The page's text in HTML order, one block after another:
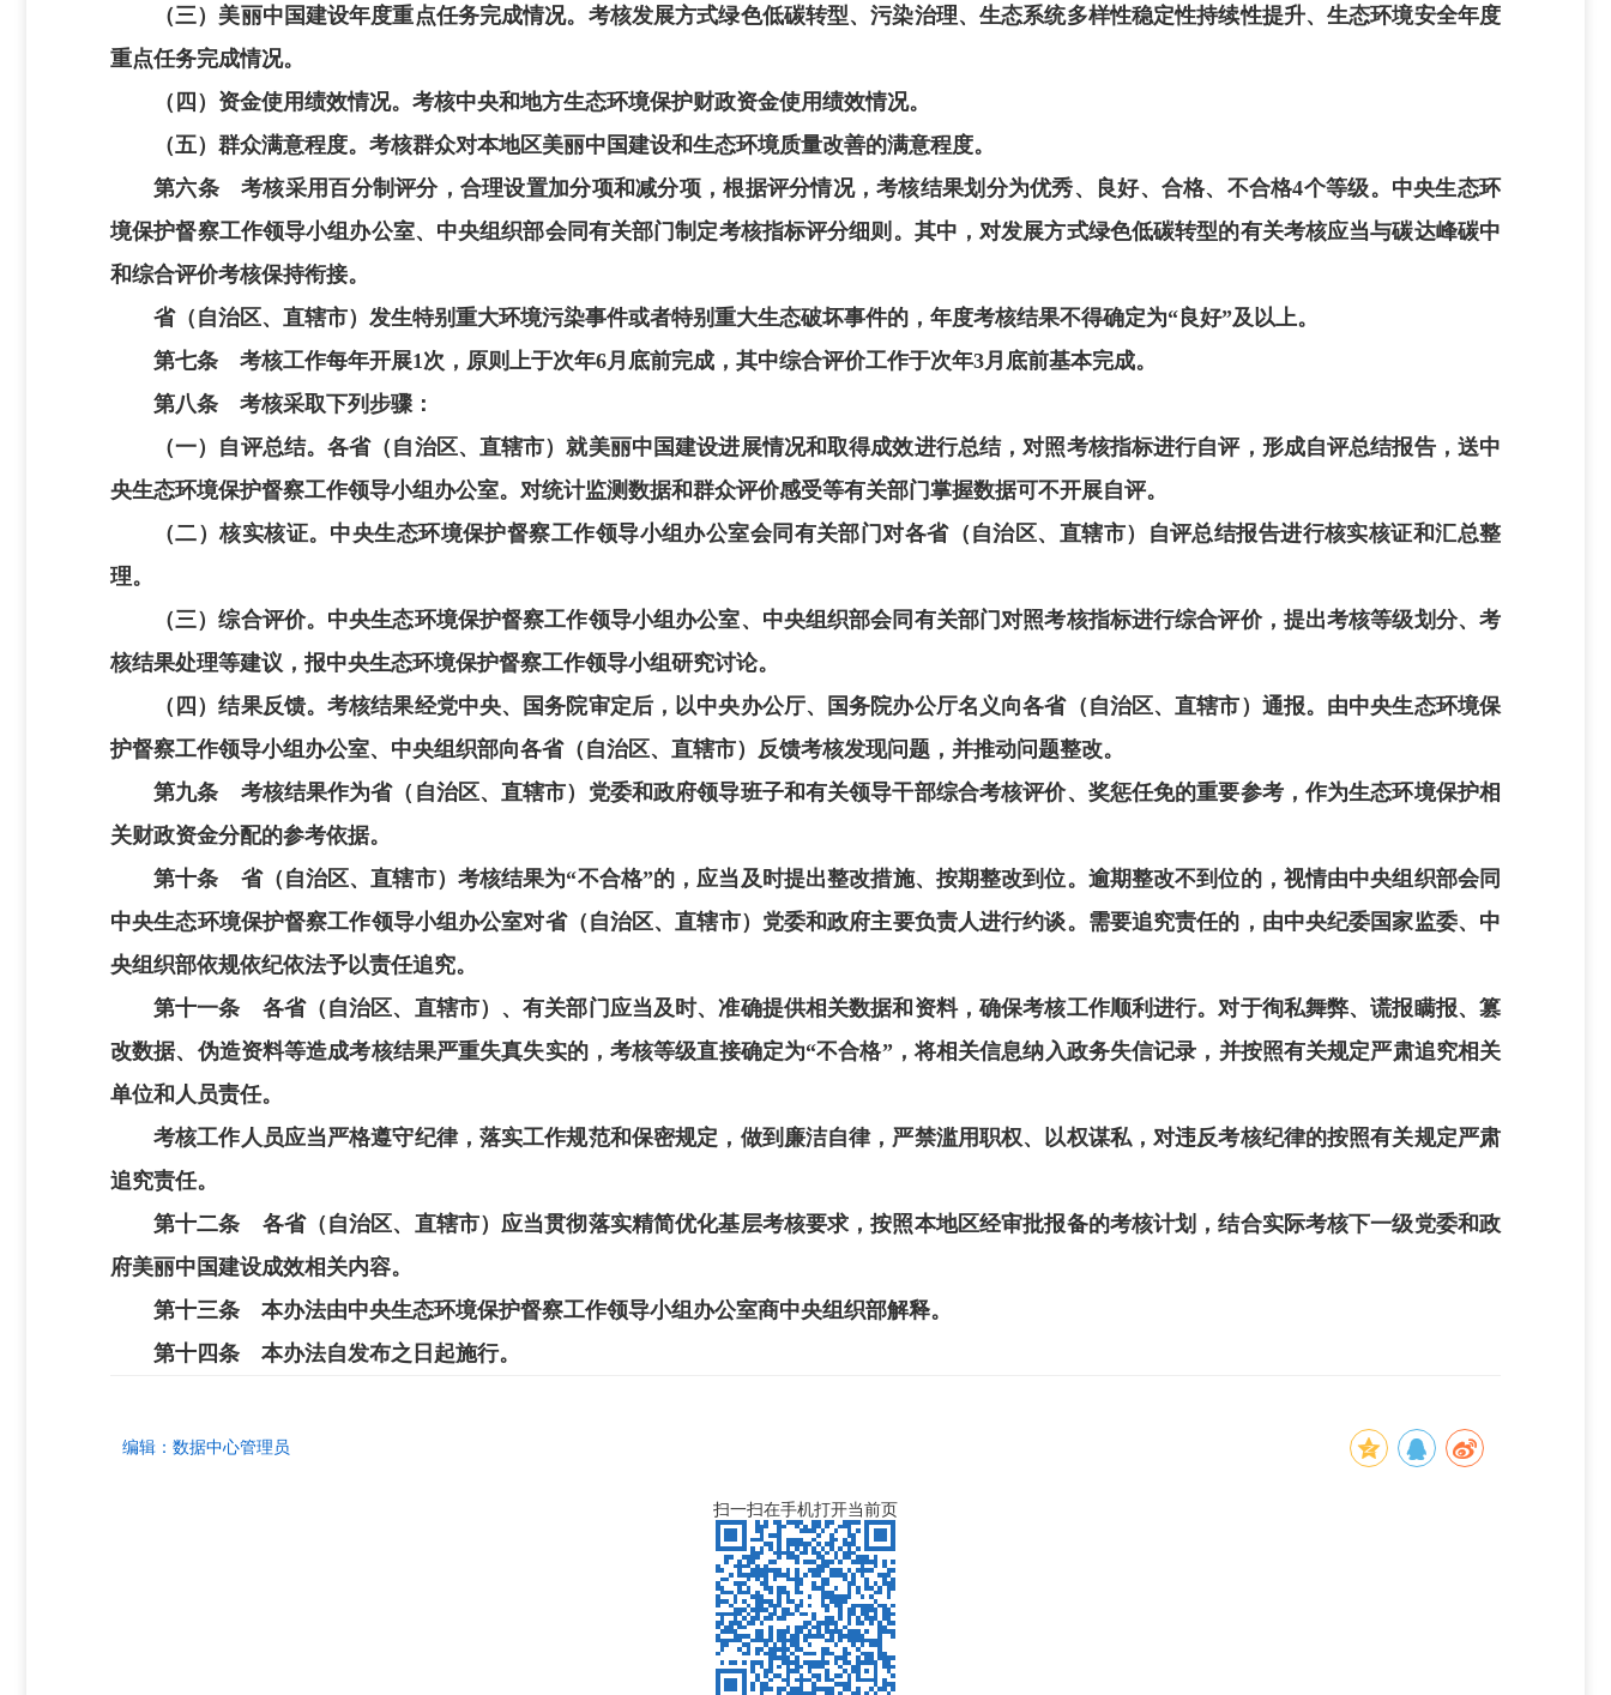
（三）美丽中国建设年度重点任务完成情况。考核发展方式绿色低碳转型、污染治理、生态系统多样性稳定性持续性提升、生态环境安全年度
重点任务完成情况。
（四）资金使用绩效情况。考核中央和地方生态环境保护财政资金使用绩效情况。
（五）群众满意程度。考核群众对本地区美丽中国建设和生态环境质量改善的满意程度。
第六条 考核采用百分制评分，合理设置加分项和减分项，根据评分情况，考核结果划分为优秀、良好、合格、不合格4个等级。中央生态环
境保护督察工作领导小组办公室、中央组织部会同有关部门制定考核指标评分细则。其中，对发展方式绿色低碳转型的有关考核应当与碳达峰碳中
和综合评价考核保持衔接。
省（自治区、直辖市）发生特别重大环境污染事件或者特别重大生态破坏事件的，年度考核结果不得确定为“良好”及以上。
第七条 考核工作每年开展1次，原则上于次年6月底前完成，其中综合评价工作于次年3月底前基本完成。
第八条 考核采取下列步骤：
（一）自评总结。各省（自治区、直辖市）就美丽中国建设进展情况和取得成效进行总结，对照考核指标进行自评，形成自评总结报告，送中
央生态环境保护督察工作领导小组办公室。对统计监测数据和群众评价感受等有关部门掌握数据可不开展自评。
（二）核实核证。中央生态环境保护督察工作领导小组办公室会同有关部门对各省（自治区、直辖市）自评总结报告进行核实核证和汇总整
理。
（三）综合评价。中央生态环境保护督察工作领导小组办公室、中央组织部会同有关部门对照考核指标进行综合评价，提出考核等级划分、考
核结果处理等建议，报中央生态环境保护督察工作领导小组研究讨论。
（四）结果反馈。考核结果经党中央、国务院审定后，以中央办公厅、国务院办公厅名义向各省（自治区、直辖市）通报。由中央生态环境保
护督察工作领导小组办公室、中央组织部向各省（自治区、直辖市）反馈考核发现问题，并推动问题整改。
第九条 考核结果作为省（自治区、直辖市）党委和政府领导班子和有关领导干部综合考核评价、奖惩任免的重要参考，作为生态环境保护相
关财政资金分配的参考依据。
第十条 省（自治区、直辖市）考核结果为“不合格”的，应当及时提出整改措施、按期整改到位。逾期整改不到位的，视情由中央组织部会同
中央生态环境保护督察工作领导小组办公室对省（自治区、直辖市）党委和政府主要负责人进行约谈。需要追究责任的，由中央纪委国家监委、中
央组织部依规依纪依法予以责任追究。
第十一条 各省（自治区、直辖市）、有关部门应当及时、准确提供相关数据和资料，确保考核工作顺利进行。对于徇私舞弊、谎报瞒报、篡
改数据、伪造资料等造成考核结果严重失真失实的，考核等级直接确定为“不合格”，将相关信息纳入政务失信记录，并按照有关规定严肃追究相关
单位和人员责任。
考核工作人员应当严格遵守纪律，落实工作规范和保密规定，做到廉洁自律，严禁滥用职权、以权谋私，对违反考核纪律的按照有关规定严肃
追究责任。
第十二条 各省（自治区、直辖市）应当贯彻落实精简优化基层考核要求，按照本地区经审批报备的考核计划，结合实际考核下一级党委和政
府美丽中国建设成效相关内容。
第十三条 本办法由中央生态环境保护督察工作领导小组办公室商中央组织部解释。
第十四条 本办法自发布之日起施行。
编辑： 数据中心管理员
扫一扫在手机打开当前页